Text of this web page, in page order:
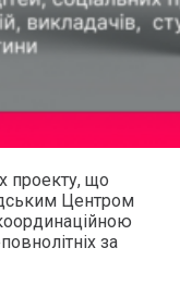
проекту, що
Центром
за